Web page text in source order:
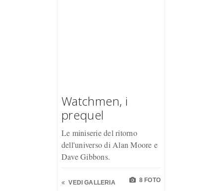
Watchmen, i
prequel
Le miniserie del ritorno
dell'universo di Alan Moore e
Dave Gibbons.
VEDI GALLERIA 8 FOTO